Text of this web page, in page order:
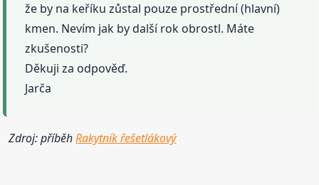
že by na keříku zůstal pouze prostřední (hlavní)
kmen. Nevím jak by další rok obrostl. Máte
zkušenosti?
Děkuji za odpověď.
Jarča
Zdroj: příběhRakytník řešetlákový